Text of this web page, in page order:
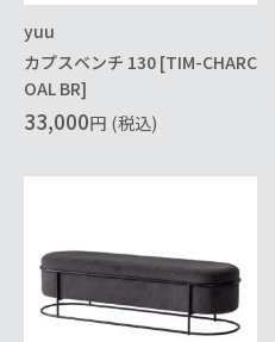
yuu
カプスベンチ 130 [TIM-CHARC
OAL BR]
33,000円 (税込)